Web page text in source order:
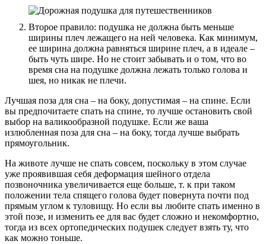
Второе правило: подушка не должна быть меньше
ширины плеч лежащего на ней человека. Как минимум,
ее ширина должна равняться ширине плеч, а в идеале –
быть чуть шире. Но не стоит забывать и о том, что во
время сна на подушке должна лежать только голова и
шея, но никак не плечи.
Лучшая поза для сна – на боку, допустимая – на спине. Если
вы предпочитаете спать на спине, то лучше остановить свой
выбор на валикообразной подушке. Если же ваша
излюбленная поза для сна – на боку, тогда лучше выбрать
прямоугольник.
На животе лучше не спать совсем, поскольку в этом случае
уже проявившая себя деформация шейного отдела
позвоночника увеличивается еще больше, т. к при таком
положении тела спящего голова будет повернута почти под
прямым углом к туловищу. Но если вы любите спать именно в
этой позе, и изменить ее для вас будет сложно и некомфортно,
тогда из всех ортопедических подушек следует взять ту, что
как можно тоньше.